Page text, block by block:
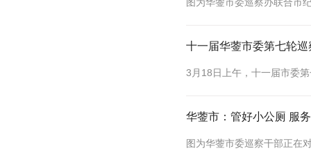
十一届华蓥市委第七轮
华蓥市：管好小公厕 服